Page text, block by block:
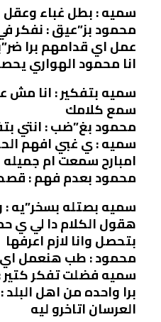
سميه : بطل غباء
محمود بز”عيق : نفكر
عمل اي قدامهم برا
انا محمود الهواري
سميه بتفكير : انا مش
سمع كلامك
محمود بغ”ضب : انتي
سميه : ي غبي افهم
امبارح سمعت ام
محمود بعدم فهم :
سميه بصتله بسخر”يه :
هقول الكلام دا لي ي
بتحصل وانا لازم اعرفها
محمود : طب هنعمل اي
سميه فضلت تفكر كتير
برا واحده من اهل
العرسان اتاخرو ليه